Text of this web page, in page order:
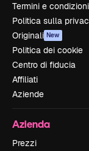
Termini e condizioni
Politica sulla
Originali New
Politica dei cookie
Centro di fiducia
Affiliati
Aziende
Azienda
Prezzi